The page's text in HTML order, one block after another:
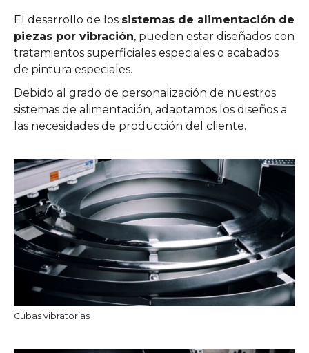
El desarrollo de los sistemas de alimentación de
piezas por vibración, pueden estar diseñados con
tratamientos superficiales especiales o acabados
de pintura especiales.
Debido al grado de personalización de nuestros
sistemas de alimentación, adaptamos los diseños a
las necesidades de producción del cliente.
Cubas vibratorias